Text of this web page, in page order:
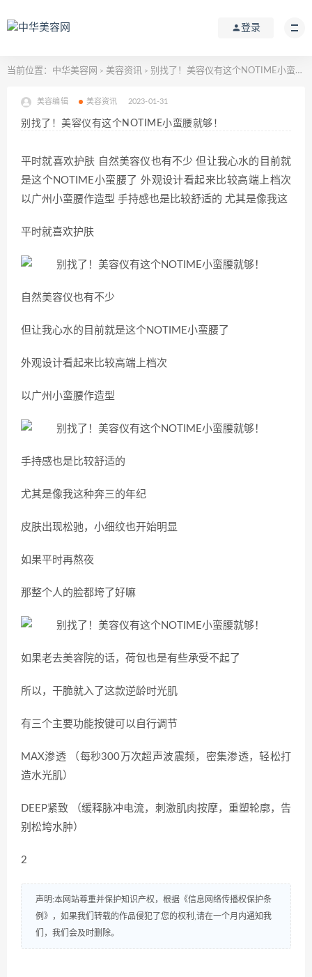
登录
当前位置： 中华美容网 > 美容资讯 > 别找了！美容仪有这个NOTIME小蛮腰就够！
美容编辑 美容资讯 2023-01-31
别找了！美容仪有这个NOTIME小蛮腰就够！
平时就喜欢护肤 自然美容仪也有不少 但让我心水的目前就
是这个NOTIME小蛮腰了 外观设计看起来比较高端上档次
以广州小蛮腰作造型 手持感也是比较舒适的 尤其是像我这
平时就喜欢护肤
自然美容仪也有不少
但让我心水的目前就是这个NOTIME小蛮腰了
外观设计看起来比较高端上档次
以广州小蛮腰作造型
手持感也是比较舒适的
尤其是像我这种奔三的年纪
皮肤出现松驰，小细纹也开始明显
如果平时再熬夜
那整个人的脸都垮了好嘛
如果老去美容院的话，荷包也是有些承受不起了
所以，干脆就入了这款逆龄时光肌
有三个主要功能按键可以自行调节
MAX渗透 （每秒300万次超声波震频，密集渗透，轻松打
造水光肌）
DEEP紧致 （缓释脉冲电流，刺激肌肉按摩，重塑轮廓，告
别松垮水肿）
2
声明:本网站尊重并保护知识产权，根据《信息网络传播权保护条
例》，如果我们转载的作品侵犯了您的权利,请在一个月内通知我
们，我们会及时删除。